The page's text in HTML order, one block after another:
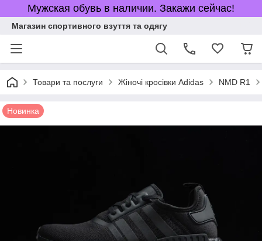
Мужская обувь в наличии. Закажи сейчас!
Магазин спортивного взуття та одягу
Товари та послуги Жіночі кросівки Adidas NMD R1
Новинка